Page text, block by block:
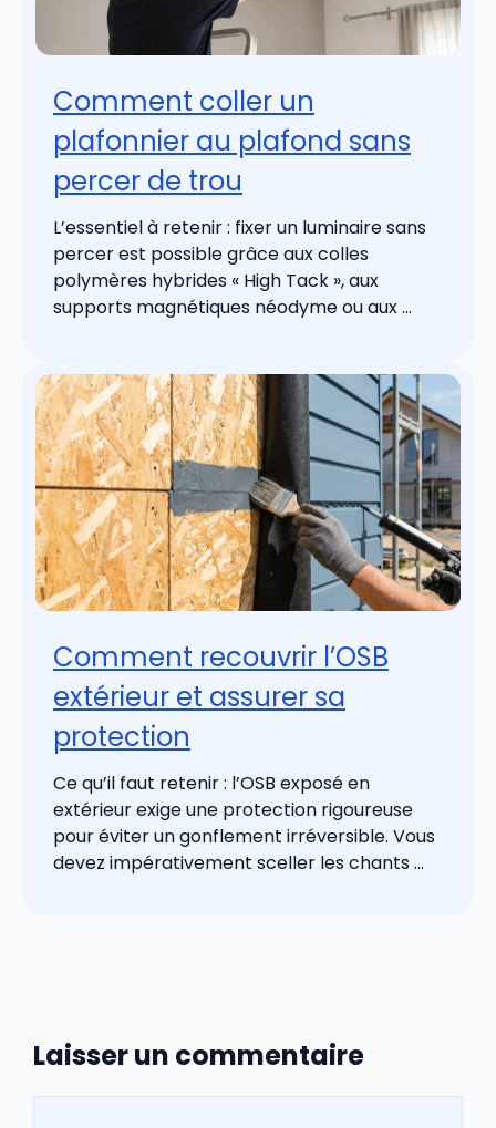
Comment coller un
plafonnier au plafond sans
percer de trou
L’essentiel à retenir : fixer un luminaire sans
percer est possible grâce aux colles
polymères hybrides « High Tack », aux
supports magnétiques néodyme ou aux ...
Comment recouvrir l’OSB
extérieur et assurer sa
protection
Ce qu’il faut retenir : l’OSB exposé en
extérieur exige une protection rigoureuse
pour éviter un gonflement irréversible. Vous
devez impérativement sceller les chants ...
Laisser un commentaire